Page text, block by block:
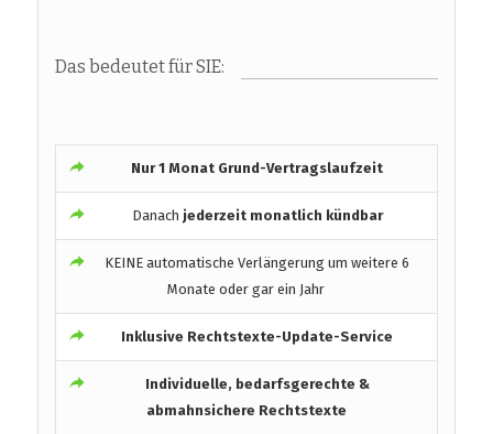
Das bedeutet für SIE:
Nur 1 Monat Grund-Vertragslaufzeit
Danach jederzeit monatlich kündbar
KEINE automatische Verlängerung um weitere 6
Monate oder gar ein Jahr
Inklusive Rechtstexte-Update-Service
Individuelle, bedarfsgerechte &
abmahnsichere Rechtstexte